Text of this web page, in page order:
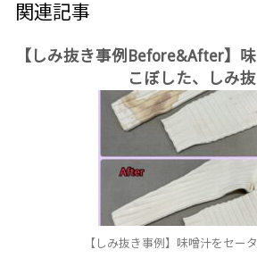
関連記事
【しみ抜き事例Before&After】
こぼした、しみ
【しみ抜き事例】味噌汁をセー